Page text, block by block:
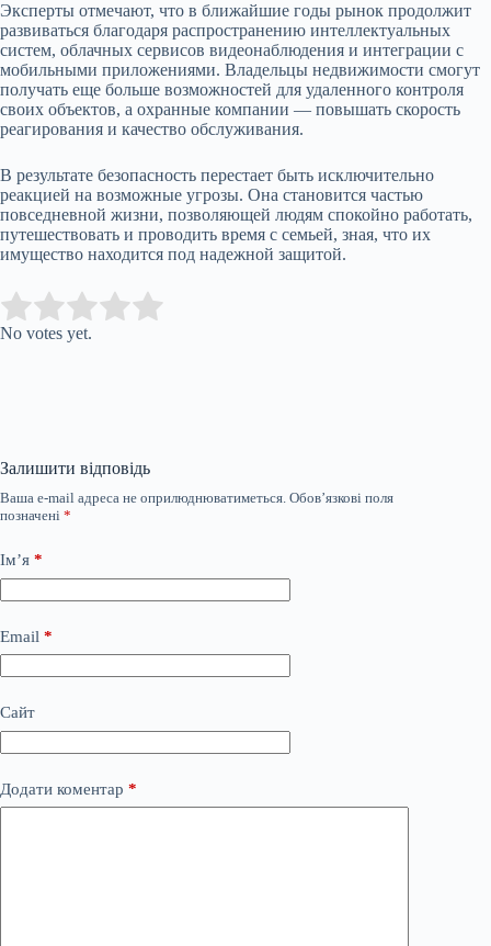
Эксперты отмечают, что в ближайшие годы рынок продолжит
развиваться благодаря распространению интеллектуальных
систем, облачных сервисов видеонаблюдения и интеграции с
мобильными приложениями. Владельцы недвижимости смогут
получать еще больше возможностей для удаленного контроля
своих объектов, а охранные компании — повышать скорость
реагирования и качество обслуживания.
В результате безопасность перестает быть исключительно
реакцией на возможные угрозы. Она становится частью
повседневной жизни, позволяющей людям спокойно работать,
путешествовать и проводить время с семьей, зная, что их
имущество находится под надежной защитой.
Rate this item:
No votes yet.
Залишити відповідь
Ваша e-mail адреса не оприлюднюватиметься. Обов’язкові поля
позначені *
Ім’я *
Email *
Сайт
Додати коментар *